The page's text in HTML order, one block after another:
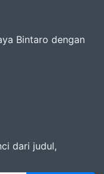
Bintaro dengan
dari judul,